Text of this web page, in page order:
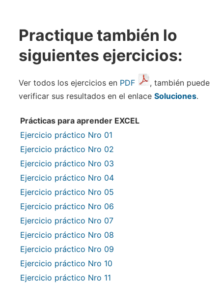
Practique también lo
siguientes ejercicios:
Ver todos los ejercicios en PDF
, también puede
verificar sus resultados en el enlace Soluciones.
Prácticas para aprender EXCEL
Ejercicio práctico Nro 01
Ejercicio práctico Nro 02
Ejercicio práctico Nro 03
Ejercicio práctico Nro 04
Ejercicio práctico Nro 05
Ejercicio práctico Nro 06
Ejercicio práctico Nro 07
Ejercicio práctico Nro 08
Ejercicio práctico Nro 09
Ejercicio práctico Nro 10
Ejercicio práctico Nro 11